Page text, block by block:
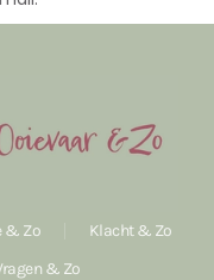
& Zo
Klacht & Zo
& Zo